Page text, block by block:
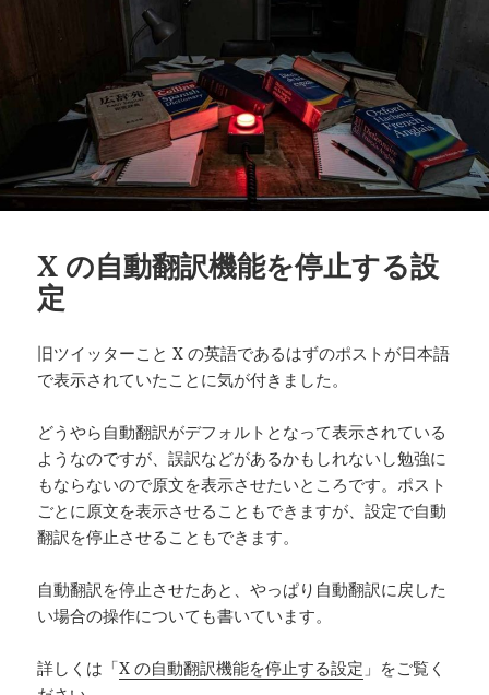
X の自動翻訳機能を停止する設
定
旧ツイッターこと X の英語であるはずのポストが日本語
で表示されていたことに気が付きました。
どうやら自動翻訳がデフォルトとなって表示されている
ようなのですが、誤訳などがあるかもしれないし勉強に
もならないので原文を表示させたいところです。ポスト
ごとに原文を表示させることもできますが、設定で自動
翻訳を停止させることもできます。
自動翻訳を停止させたあと、やっぱり自動翻訳に戻した
い場合の操作についても書いています。
詳しくは「X の自動翻訳機能を停止する設定 」をご覧く